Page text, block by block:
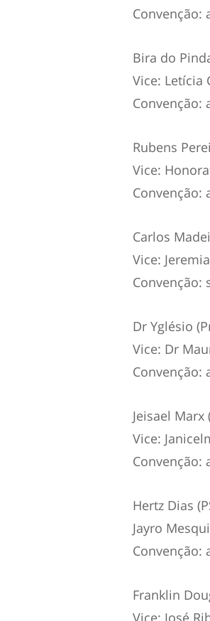
Convenção:
Bira do
Vice: Letícia
Convenção:
Rubens
Vice:
Convenção:
Carlos
Vice:
Convenção:
Dr Yglésio
Vice: Dr
Convenção:
Jeisael Marx
Vice:
Convenção:
Hertz Dias
Jayro
Convenção:
Franklin
Vice: José